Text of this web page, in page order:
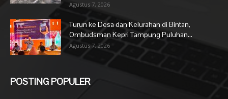
Agustus 7, 2026
Turun ke Desa dan Kelurahan di Bintan,
Ombudsman Kepri Tampung Puluhan...
Agustus 7, 2026
POSTING POPULER